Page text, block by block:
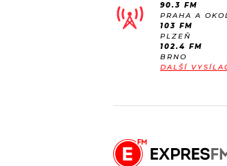
HUDBA
ROZHOVORY
#NEBUDUDOMA
KALENDÁŘ
JAK NALADIT
90.3 FM
PRAHA A
103 FM
PLZEŇ
102.4 FM
BRNO
DALŠÍ